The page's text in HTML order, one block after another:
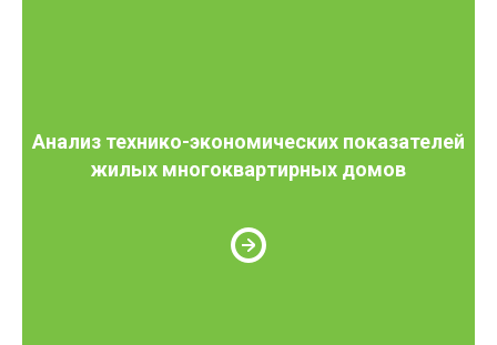
Анализ технико-экономических показателей
жилых многоквартирных домов